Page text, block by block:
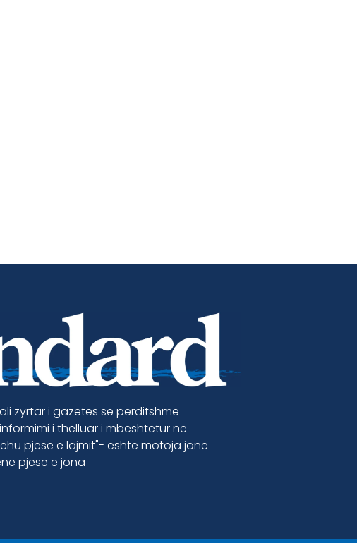
zyrtar i gazetës se përditshme
i thelluar i mbeshtetur ne
pjese e lajmit"- eshte motoja jone
pjese e jona